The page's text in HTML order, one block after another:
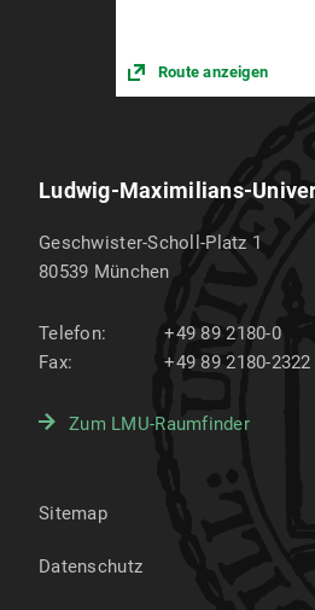
Route anzeigen
Ludwig-Maximilians-
Geschwister-Scholl-Platz 1
80539 München
Telefon:
+49 89 2180-0
Fax:
+49 89 2180-2322
Zum LMU-Raumfinder
Sitemap
Datenschutz